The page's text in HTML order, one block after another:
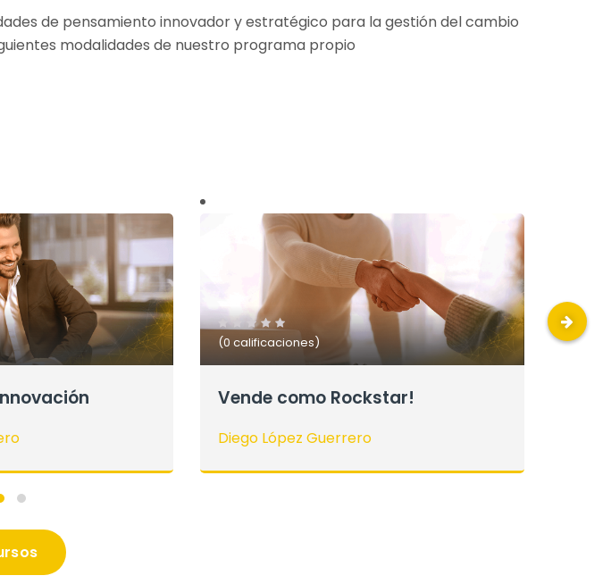
de pensamiento innovador y estratégico para la gestión del cambio
modalidades de nuestro programa propio
(0 calificaciones)
Finanzas para Rockstars
Diego López Guerrero